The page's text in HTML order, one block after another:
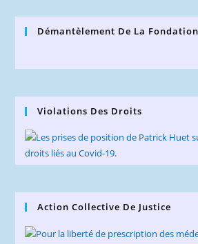
Démantèlement De La
Violations Des Droits
Action Collective De Justice